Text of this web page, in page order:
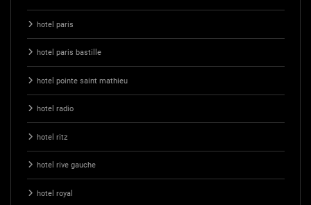
hotel paris
hotel paris bastille
hotel pointe saint mathieu
hotel radio
hotel ritz
hotel rive gauche
hotel royal